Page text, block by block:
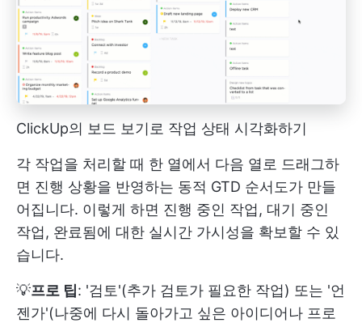
ClickUp의 보드 보기로 작업 상태 시각화하기
각 작업을 처리할 때 한 열에서 다음 열로 드래그하
면 진행 상황을 반영하는 동적 GTD 순서도가 만들
어집니다. 이렇게 하면 진행 중인 작업, 대기 중인
작업, 완료됨에 대한 실시간 가시성을 확보할 수 있
습니다.
💡프로 팁: '검토'(추가 검토가 필요한 작업) 또는 '언
젠가'(나중에 다시 돌아가고 싶은 아이디어나 프로